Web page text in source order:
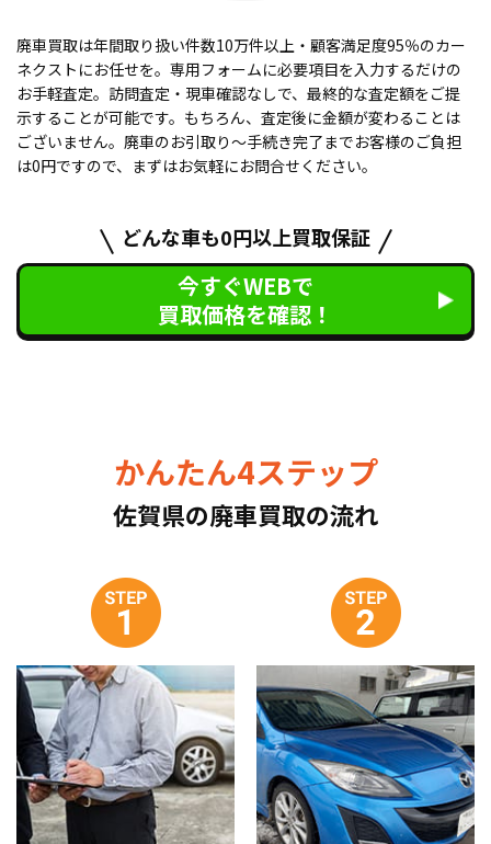
廃車買取は年間取り扱い件数10万件以上・顧客満足度95％のカー
ネクストにお任せを。専用フォームに必要項目を入力するだけの
お手軽査定。訪問査定・現車確認なしで、最終的な査定額をご提
示することが可能です。もちろん、査定後に金額が変わることは
ございません。廃車のお引取り〜手続き完了までお客様のご負担
は0円ですので、まずはお気軽にお問合せください。
どんな車も0円以上買取保証
今すぐWEBで
買取価格を確認！
かんたん4ステップ
佐賀県の廃車買取の流れ